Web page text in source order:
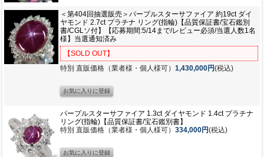
＜第404回抽選販売＞パープルスターサファイア 約19ct ダイ
ヤモンド 2.7ct プラチナ リング(指輪)【品質保証書/宝石鑑別
書/CGLソ付】【応募期間:5/14まで/レビュー必須/当選人数1名
様】当選通知済み
【SOLD OUT】
特別 直販価格（業者様・個人様可） 1,430,000円(税込)
パープルスターサファイア 1.3ct ダイヤモンド 1.4ct プラチナ
リング(指輪)【品質保証書/宝石鑑別書】
特別 直販価格（業者様・個人様可） 334,000円(税込)